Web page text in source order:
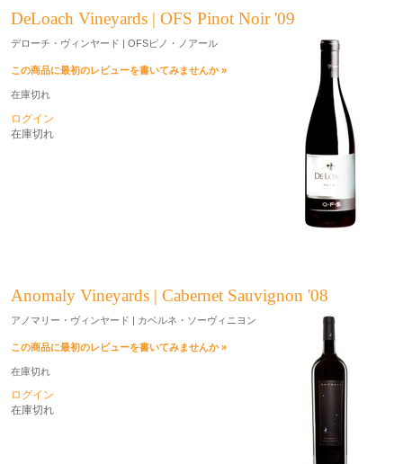
DeLoach Vineyards | OFS Pinot Noir '09
デローチ・ヴィンヤード | OFSピノ・ノアール
この商品に最初のレビューを書いてみませんか »
在庫切れ
ログイン
在庫切れ
Anomaly Vineyards | Cabernet Sauvignon '08
アノマリー・ヴィンヤード | カベルネ・ソーヴィニヨン
この商品に最初のレビューを書いてみませんか »
在庫切れ
ログイン
在庫切れ